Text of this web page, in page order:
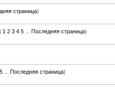
страница)
1 2 3 4 5 Последняя страница)
5 Последняя страница)